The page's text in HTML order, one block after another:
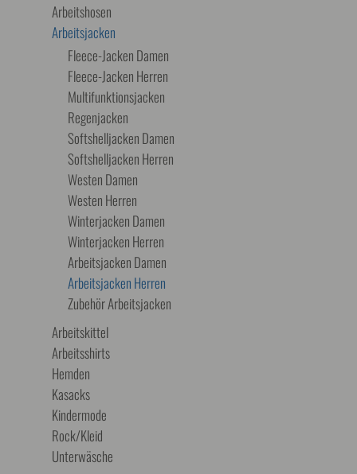
Arbeitshosen
Arbeitsjacken
Fleece-Jacken Damen
Fleece-Jacken Herren
Multifunktionsjacken
Regenjacken
Softshelljacken Damen
Softshelljacken Herren
Westen Damen
Westen Herren
Winterjacken Damen
Winterjacken Herren
Arbeitsjacken Damen
Arbeitsjacken Herren
Zubehör Arbeitsjacken
Arbeitskittel
Arbeitsshirts
Hemden
Kasacks
Kindermode
Rock/Kleid
Unterwäsche